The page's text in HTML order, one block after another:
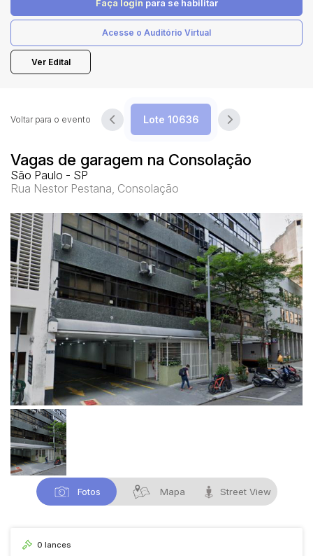
Faça login para se habilitar
Acesse o Auditório Virtual
Ver Edital
Vagas de garagem na Consolação
São Paulo - SP
Rua Nestor Pestana, Consolação
Voltar para o evento
Fotos Mapa Street View
0 lances